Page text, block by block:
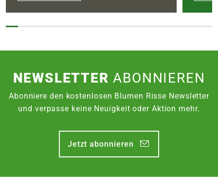
NEWSLETTERABONNIEREN
Abonniere den kostenlosen Blumen Risse Newsletter
und verpasse keine Neuigkeit oder Aktion mehr.
Jetzt abonnieren